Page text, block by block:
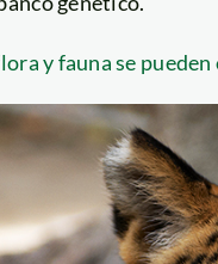
y fauna se